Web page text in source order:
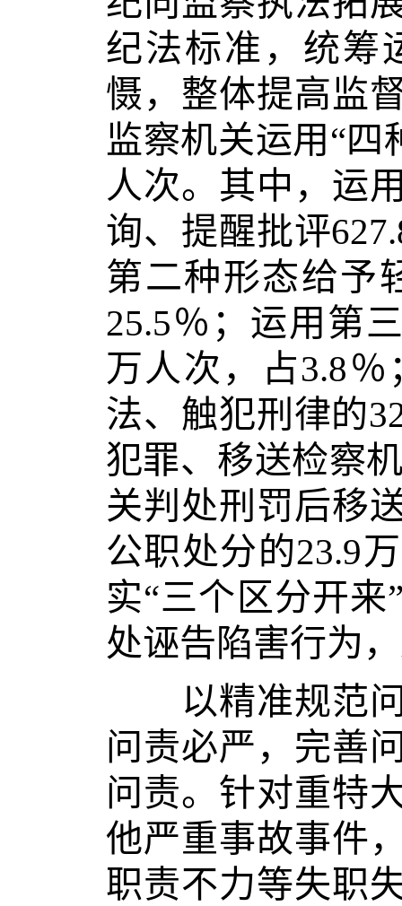
纪法标准，统筹
慑，整体提高监
监察机关运用“四
人次。其中，运
询、提醒批评
第二种形态给予
25.5％；运用第
万人次，占3.8
法、触犯刑律的
犯罪、移送检察
关判处刑罚后移
公职处分的23.9
实“三个区分开
处诬告陷害行为
以精准规范问
问责必严，完善
问责。针对重特
他严重事故事件
职责不力等失职